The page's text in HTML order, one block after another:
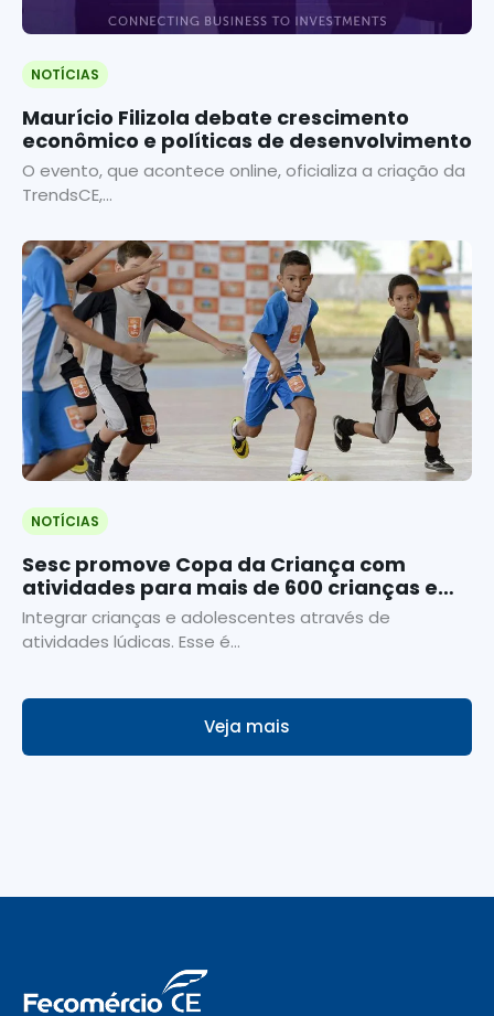
NOTÍCIAS
Maurício Filizola debate crescimento
econômico e políticas de desenvolvimento
O evento, que acontece online, oficializa a criação da
TrendsCE,...
NOTÍCIAS
Sesc promove Copa da Criança com
atividades para mais de 600 crianças e
adolescentes
Integrar crianças e adolescentes através de
atividades lúdicas. Esse é...
Veja mais